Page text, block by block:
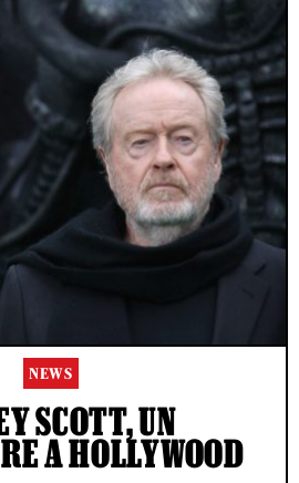
NEWS
SCOTT, UN
A HOLLYWOOD